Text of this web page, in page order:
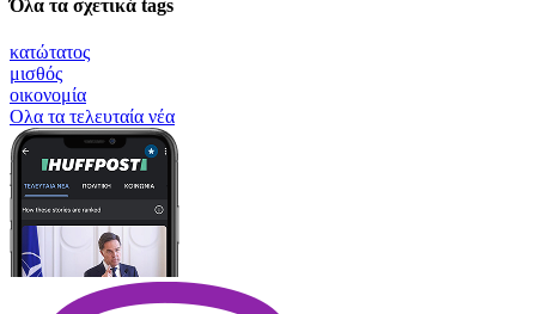
Όλα τα σχετικά tags
κατώτατος
μισθός
οικονομία
Oλα τα τελευταία νέα